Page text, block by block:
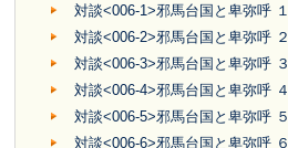
対談<006-1>邪馬台国と卑弥呼 １
対談<006-2>邪馬台国と卑弥呼 ２
対談<006-3>邪馬台国と卑弥呼 ３
対談<006-4>邪馬台国と卑弥呼 ４
対談<006-5>邪馬台国と卑弥呼 ５
対談<006-6>邪馬台国と卑弥呼 ６